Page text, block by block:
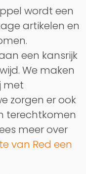
wordt een
artikelen en
een kansrijk
We maken
met
zorgen er ook
terechtkomen
meer over
van Red een